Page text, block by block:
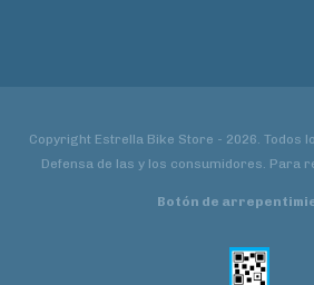
Copyright Estrella Bike Store - 2026. Todos
Defensa de las y los consumidores. Para
Botón de